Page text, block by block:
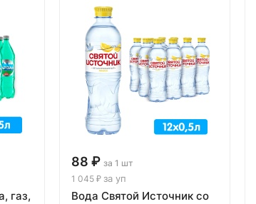
газ,
88 ₽ за 1 шт
1 045 ₽ за уп
Вода Святой Источник со